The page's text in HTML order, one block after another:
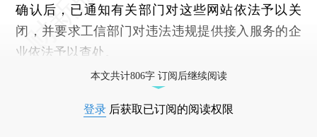
确认后，已通知有关部门对这些网站依法予以关
闭，并要求工信部门对违法违规提供接入服务的企
业依法予以查处。
本文共计806字 订阅后继续阅读
登录 后获取已订阅的阅读权限